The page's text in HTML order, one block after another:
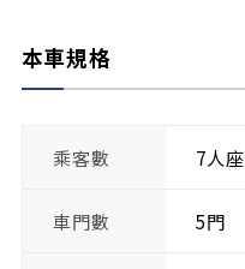
本車規格
乘客數 7人座
車門數 5門